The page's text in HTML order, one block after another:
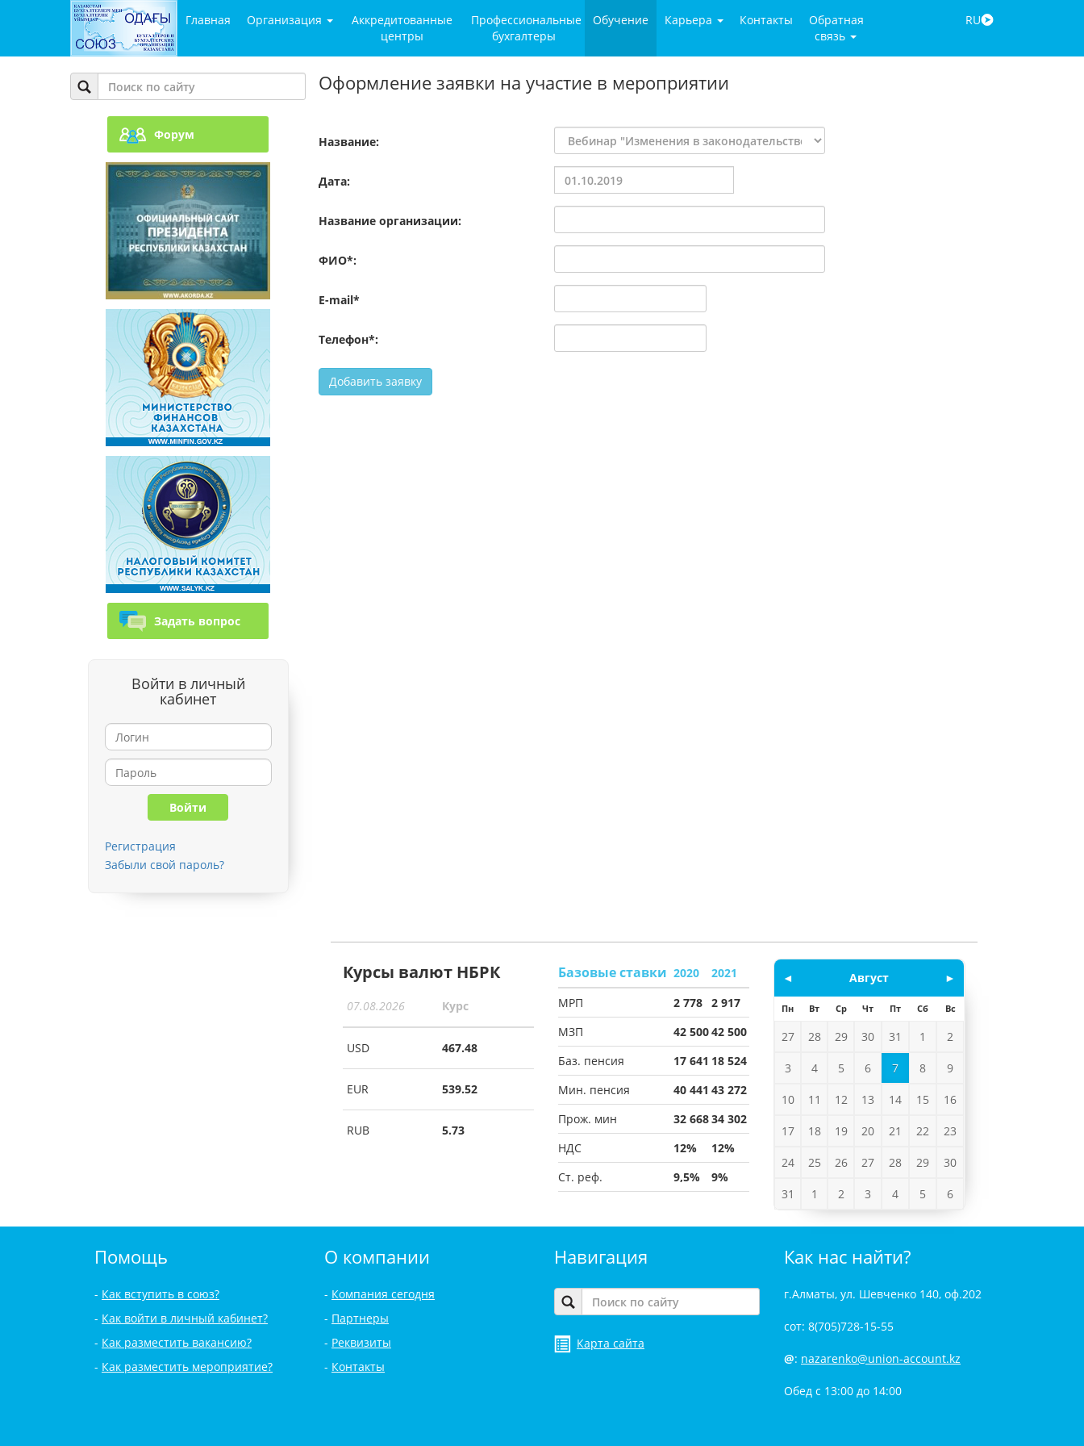
Главная Организация
Аккредитованные
центры
Профессиональные
бухгалтеры
Обучение Карьера Контакты
Обратная
связь
RU
Форум
Задать вопрос
Войти в личный
кабинет
Регистрация
Забыли свой пароль?
Оформление заявки на участие в мероприятии
Название:
Дата:
Название организации:
ФИО*:
E-mail*
Телефон*:
Курсы валют НБРК
07.08.2026 Курс
USD 467.48
EUR 539.52
RUB 5.73
Базовые ставки 2020
2021
МРП
2 778 2 917
МЗП
42 50042 500
Баз. пенсия
17 641 18 524
Мин. пенсия
40 441 43 272
Прож. мин
32 66834 302
НДС
12%
12%
Ст. реф.
9,5% 9%
◄ ►
Август
Пн Вт Ср Чт Пт Сб Вс
27 28 29 30 31 1 2
3 4 5 6 7 8 9
10 11 12 13 14 15 16
17 18 19 20 21 22 23
24 25 26 27 28 29 30
31 1 2 3 4 5 6
Помощь
Как вступить в союз?
Как войти в личный кабинет?
Как разместить вакансию?
Как разместить мероприятие?
О компании
Компания сегодня
Партнеры
Реквизиты
Контакты
Навигация
Карта сайта
Как нас найти?
г.Алматы, ул. Шевченко 140, оф.202
сот: 8(705)728-15-55
@: nazarenko@union-account.kz
Обед с 13:00 до 14:00